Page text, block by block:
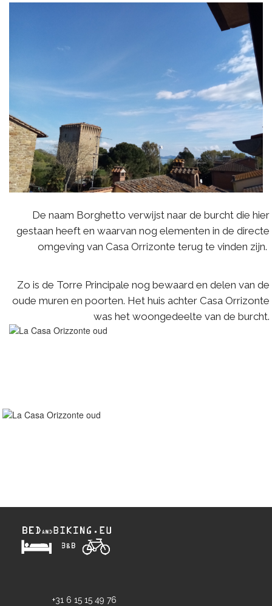
De naam Borghetto verwijst naar de burcht die hier
gestaan heeft en waarvan nog elementen in de directe
omgeving van Casa Orrizonte terug te vinden zijn.
Zo is de Torre Principale nog bewaard en delen van de
oude muren en poorten. Het huis achter Casa Orrizonte
was het woongedeelte van de burcht.
+31 6 15 15 49 76